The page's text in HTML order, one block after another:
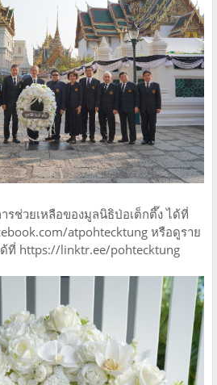
รช่วยเหลือของมูลนิธิป่อเต็กตึ๊ง ได้ที่
atpohtecktung หรือดูราย
ที่ https://linktr.ee/pohtecktung